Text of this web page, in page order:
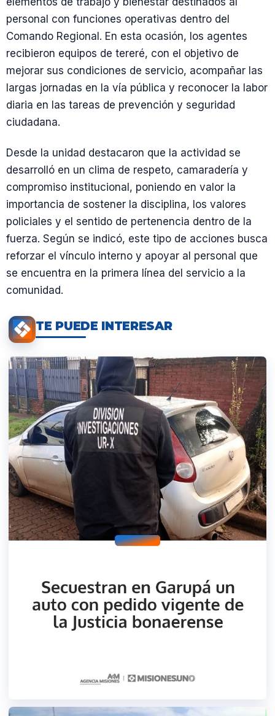
personal con funciones operativas dentro del
Comando Regional. En esta ocasión, los agentes
recibieron equipos de tereré, con el objetivo de
mejorar sus condiciones de servicio, acompañar las
largas jornadas en la vía pública y reconocer la labor
diaria en las tareas de prevención y seguridad
ciudadana.
Desde la unidad destacaron que la actividad se
desarrolló en un clima de respeto, camaradería y
compromiso institucional, poniendo en valor la
importancia de sostener la disciplina, los valores
policiales y el sentido de pertenencia dentro de la
fuerza. Según se indicó, este tipo de acciones busca
reforzar el vínculo interno y apoyar al personal que
se encuentra en la primera línea del servicio a la
comunidad.
TE PUEDE INTERESAR